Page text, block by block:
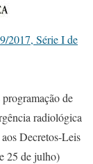
2017, Série I de
de
radiológica
Decretos-Leis
25 de julho)